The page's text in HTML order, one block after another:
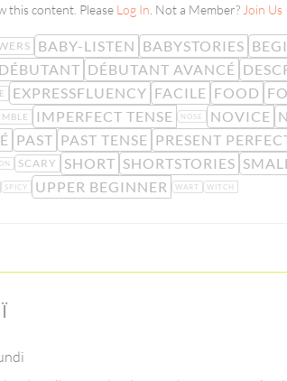
this content. Please Log In . Not a Member? Join Us
BABY-LISTEN BABYSTORIES
DÉBUTANT DÉBUTANT AVANCÉ
EXPRESSFLUENCY FACILE FOOD
IMPERFECT TENSE NOSE NOVICE
PAST PAST TENSE PRESENT
SCARY SHORT SHORTSTORIES
SPICY UPPER BEGINNER WART WITCH